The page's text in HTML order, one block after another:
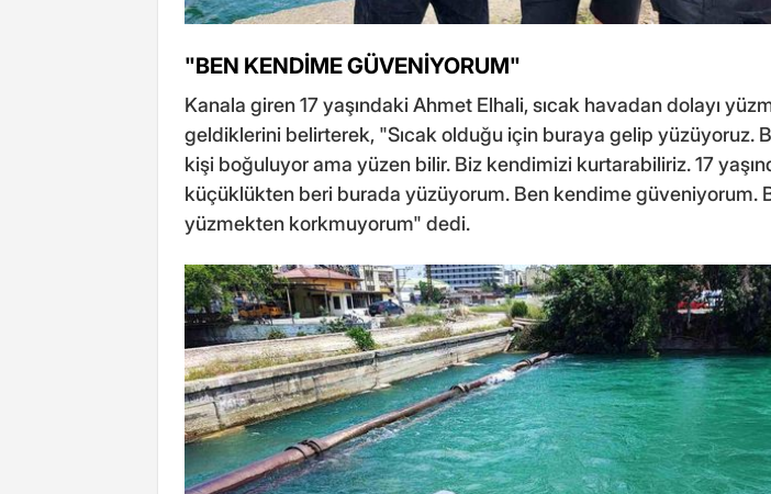
"BEN KENDİME GÜVENİYORUM"
Kanala giren 17 yaşındaki Ahmet Elhali, sıcak havadan dolayı
geldiklerini belirterek, "Sıcak olduğu için buraya gelip yüzüyoruz.
kişi boğuluyor ama yüzen bilir. Biz kendimizi kurtarabiliriz. 17
küçüklükten beri burada yüzüyorum. Ben kendime güveniyorum.
yüzmekten korkmuyorum" dedi.